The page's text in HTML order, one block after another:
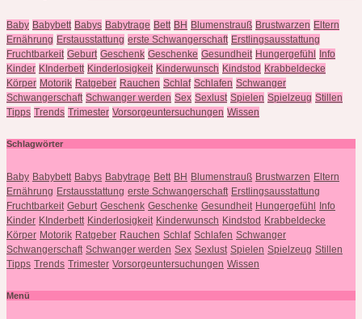
Baby Babybett Babys Babytrage Bett BH Blumenstrauß Brustwarzen Eltern
Ernährung Erstausstattung erste Schwangerschaft Erstlingsausstattung
Fruchtbarkeit Geburt Geschenk Geschenke Gesundheit Hungergefühl
Info
Kinder KInderbett Kinderlosigkeit Kinderwunsch Kindstod Krabbeldecke
Körper Motorik Ratgeber Rauchen Schlaf Schlafen Schwanger
Schwangerschaft Schwanger werden Sex Sexlust Spielen Spielzeug Stillen
Tipps Trends Trimester Vorsorgeuntersuchungen Wissen
Schlagwörter
Baby Babybett Babys Babytrage Bett BH Blumenstrauß Brustwarzen Eltern
Ernährung Erstausstattung erste Schwangerschaft Erstlingsausstattung
Fruchtbarkeit Geburt Geschenk Geschenke Gesundheit Hungergefühl
Info
Kinder KInderbett Kinderlosigkeit Kinderwunsch Kindstod Krabbeldecke
Körper Motorik Ratgeber Rauchen Schlaf Schlafen Schwanger
Schwangerschaft Schwanger werden Sex Sexlust Spielen Spielzeug Stillen
Tipps Trends Trimester Vorsorgeuntersuchungen Wissen
Menü